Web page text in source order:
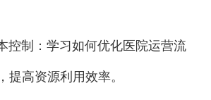
控制：学习如何优化医院运营流
提高资源利用效率。